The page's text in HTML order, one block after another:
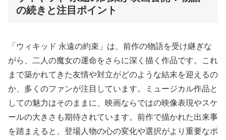
の続きと注目ポイント
「ウィキッド 永遠の約束」は、前作の物語を受け継ぎな
がら、二人の魔女の運命をさらに深く描く作品です。これ
まで築かれてきた友情や対立がどのような結末を迎えるの
か、多くのファンが注目しています。ミュージカル作品と
しての魅力はそのままに、映画ならではの映像表現やスケ
ールの大きさも期待されています。前作で描かれた出来事
を踏まえると、登場人物の心の変化や選択がより重要なポ